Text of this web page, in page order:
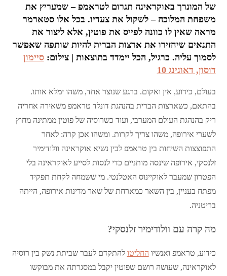
של המונרך באוקראינה תגרום לטראמפ – שמעריץ את
משפחת המלוכה – לשקול את צעדיו. בכל אלו סטארמר
מראה שאין לו כוונה לפייס את פוטין, אלא ליצור את
התנאים שיחזירו את ארצות הברית להיות שותפה שאפשר
לסמוך עליה. כרגיל, הכל יימדד בתוצאות | צילום:סיימון
דוסון, דאונינג 10
בעולם, כידוע, אין ואקום. ברגע שנוצר אחד, משהו ימלא אותו.
בהתאם, כשארצות הברית בהנהגת דונלד טראמפ משאירה אחריה
ריק בהנהגת העולם המערבי, ועוד כשרוסיה של פוטין ממתינה מחוץ
לשערי אירופה, משהו צריך לקרות. ומשהו אכן קרה: לאחר
התפוצצות השיחות בין טראמפ לבין נשיא אוקראינה וולודימיר
זלנסקי, אירופה שינסה מותניים כדי לנסות לסייע לאוקראינה בלי
הפטרון שמעבר לאוקיינוס האטלנטי. מי ששמחה לקחת תפקיד
מפתח בעניין, בין השאר כמארחת של שאר מדינות אירופה, הייתה
בריטניה.
מה קרה עם וולודימיר זלנסקי?
כידוע, טראמפ ואנשיו החליטו להתקדם לעבר שביתת נשק בין רוסיה
לאוקראינה, שעושה רושם שפוטין יקבל במסגרתה את מבוקשו